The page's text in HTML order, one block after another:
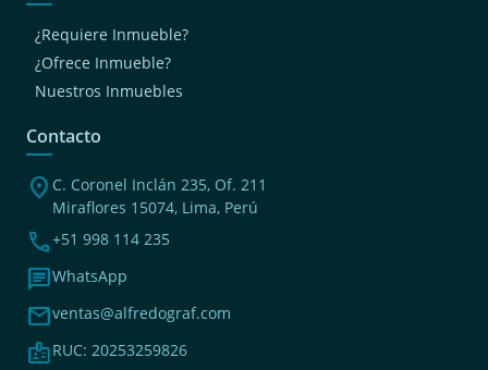
¿Requiere Inmueble?
¿Ofrece Inmueble?
Nuestros Inmuebles
Contacto
location_on C. Coronel Inclán 235, Of. 211
Miraflores 15074, Lima, Perú
phone+51 998 114 235
chatWhatsApp
mailventas@alfredograf.com
badgeRUC: 20253259826